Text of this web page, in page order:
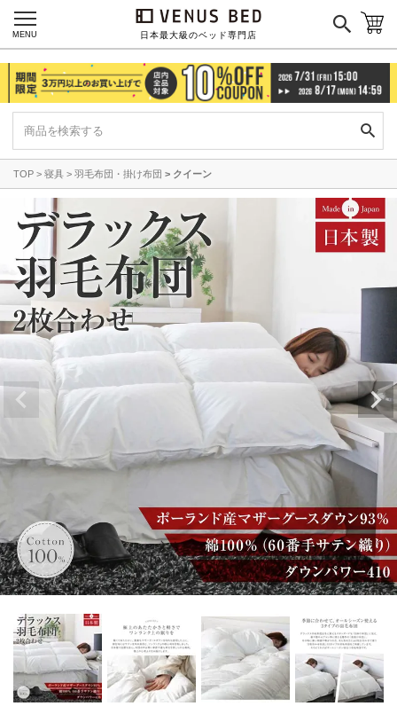
日本最大級のベッド専門店
MENU
TOP 寝具 羽毛布団・掛け布団 クイーン